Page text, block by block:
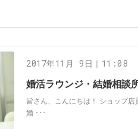
婚活ラウンジ・結婚相談
2017年11月 9日｜11:08
皆さん、こんにちは！ ショップ
婚 ･･･